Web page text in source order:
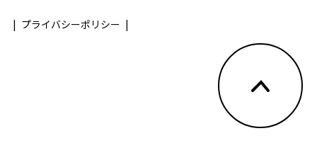
プライバシーポリシー